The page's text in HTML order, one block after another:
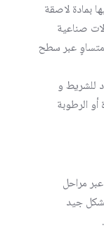
بمادة لاصقة
صناعية
متساوٍ عبر سطح
للشريط و
الرطوبة
مراحل
جيد